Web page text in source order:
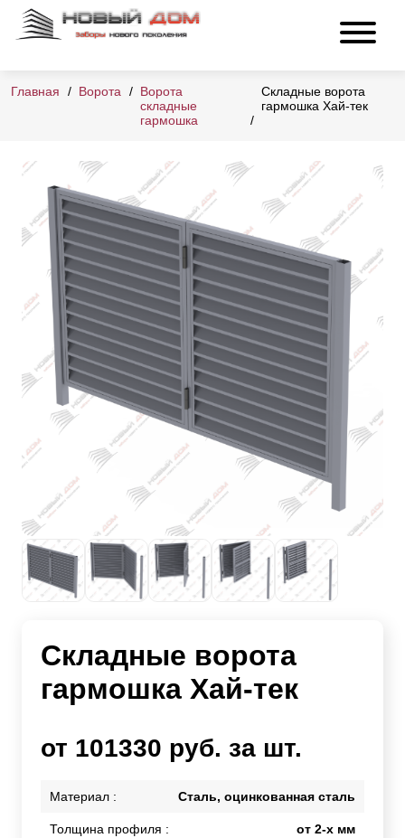
Главная Ворота
Ворота
складные
гармошка
Складные ворота
гармошка Хай-тек
Складные ворота
гармошка Хай-тек
от 101330 руб. за шт.
Материал : Сталь, оцинкованная сталь
Толщина профиля : от 2-х мм